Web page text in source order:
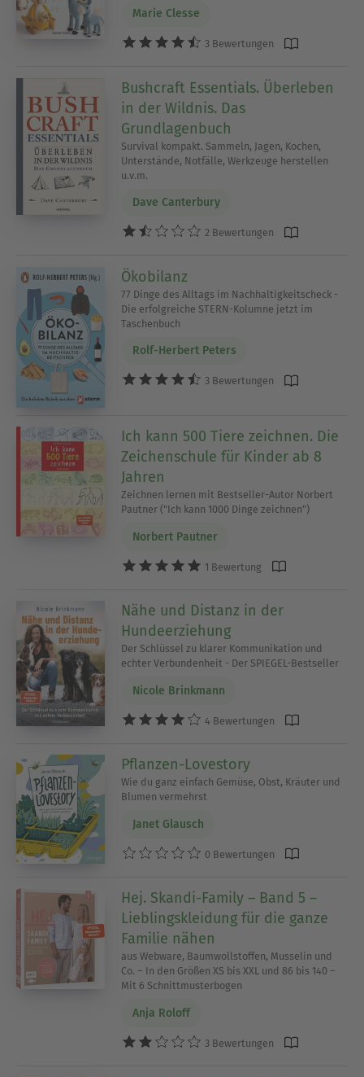
Marie Clesse
3 Bewertungen
Bushcraft Essentials. Überleben
in der Wildnis. Das
Grundlagenbuch
Survival kompakt. Sammeln, Jagen, Kochen,
Unterstände, Notfälle, Werkzeuge herstellen
u.v.m.
Dave Canterbury
2 Bewertungen
Ökobilanz
77 Dinge des Alltags im Nachhaltigkeitscheck -
Die erfolgreiche STERN-Kolumne jetzt im
Taschenbuch
Rolf-Herbert Peters
3 Bewertungen
Ich kann 500 Tiere zeichnen. Die
Zeichenschule für Kinder ab 8
Jahren
Zeichnen lernen mit Bestseller-Autor Norbert
Pautner ("Ich kann 1000 Dinge zeichnen")
Norbert Pautner
1 Bewertung
Nähe und Distanz in der
Hundeerziehung
Der Schlüssel zu klarer Kommunikation und
echter Verbundenheit - Der SPIEGEL-Bestseller
Nicole Brinkmann
4 Bewertungen
Pflanzen-Lovestory
Wie du ganz einfach Gemüse, Obst, Kräuter und
Blumen vermehrst
Janet Glausch
0 Bewertungen
Hej. Skandi-Family – Band 5 –
Lieblingskleidung für die ganze
Familie nähen
aus Webware, Baumwollstoffen, Musselin und
Co. – In den Größen XS bis XXL und 86 bis 140 –
Mit 6 Schnittmusterbogen
Anja Roloff
3 Bewertungen